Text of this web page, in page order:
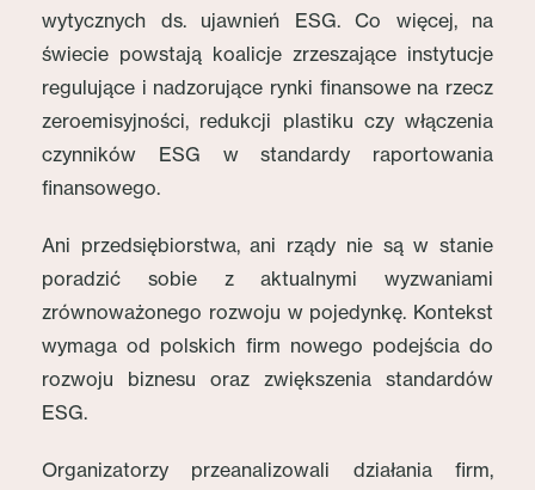
wytycznych ds. ujawnień ESG. Co więcej, na
świecie powstają koalicje zrzeszające instytucje
regulujące i nadzorujące rynki finansowe na rzecz
zeroemisyjności, redukcji plastiku czy włączenia
czynników ESG w standardy raportowania
finansowego.
Ani przedsiębiorstwa, ani rządy nie są w stanie
poradzić sobie z aktualnymi wyzwaniami
zrównoważonego rozwoju w pojedynkę. Kontekst
wymaga od polskich firm nowego podejścia do
rozwoju biznesu oraz zwiększenia standardów
ESG.
Organizatorzy przeanalizowali działania firm,